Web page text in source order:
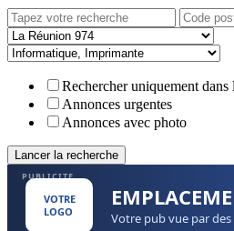
Rechercher uniquement dans
Annonces urgentes
Annonces avec photo
PUBLICITE
VOTRE
LOGO
Votre pub vue par